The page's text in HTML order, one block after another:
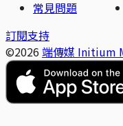
常見問題
訂閱支持
©2026 端傳媒 Initium